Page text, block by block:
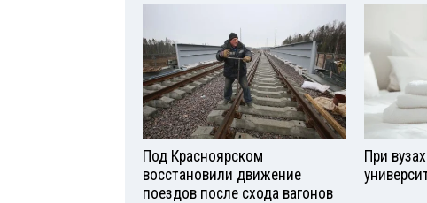
Под Красноярском
восстановили движение
поездов после схода вагонов
При